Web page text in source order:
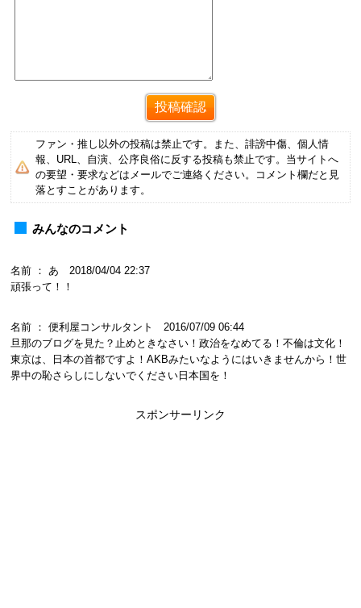
ファン・推し以外の投稿は禁止です。また、誹謗中傷、個人情
報、URL、自演、公序良俗に反する投稿も禁止です。当サイトへ
の要望・要求などはメールでご連絡ください。コメント欄だと見
落とすことがあります。
みんなのコメント
名前 ： あ 2018/04/04 22:37
頑張って！！
名前 ： 便利屋コンサルタント 2016/07/09 06:44
旦那のブログを見た？止めときなさい！政治をなめてる！不倫は文化！
東京は、日本の首都ですよ！AKBみたいなようにはいきませんから！世
界中の恥さらしにしないでください日本国を！
スポンサーリンク